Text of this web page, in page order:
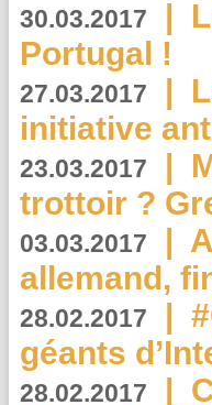
30.03.2017 |
Portugal !
27.03.2017 |
initiative
23.03.2017 |
trottoir ?
03.03.2017 |
allemand,
28.02.2017 |
géants
28.02.2017 |